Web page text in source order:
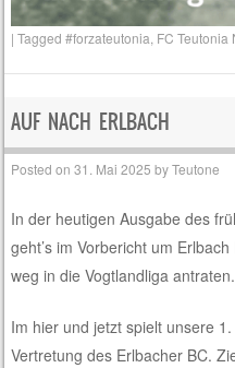
|Tagged#forzateutonia FC Teutonia
AUF NACH ERLBACH
Posted on31. Mai 2025 byTeutone
In der heutigen Ausgabe des
geht’s im Vorbericht um
weg in die Vogtlandliga antraten.
Im hier und jetzt spielt unsere
Vertretung des Erlbacher BC.